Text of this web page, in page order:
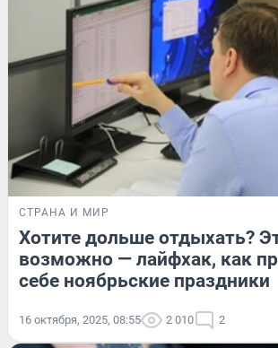
СТРАНА И МИР
Хотите дольше отдыхать?
возможно — лайфхак, как
себе ноябрьские праздники
16 октября, 2025, 08:55 2 010 2